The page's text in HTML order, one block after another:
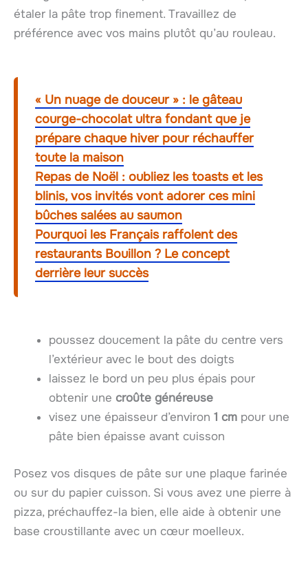
étaler la pâte trop finement. Travaillez de
préférence avec vos mains plutôt qu’au rouleau.
« Un nuage de douceur » : le gâteau
courge-chocolat ultra fondant que je
prépare chaque hiver pour réchauffer
toute la maison
Repas de Noël : oubliez les toasts et les
blinis, vos invités vont adorer ces mini
bûches salées au saumon
Pourquoi les Français raffolent des
restaurants Bouillon ? Le concept
derrière leur succès
poussez doucement la pâte du centre vers
l’extérieur avec le bout des doigts
laissez le bord un peu plus épais pour
obtenir une croûte généreuse
visez une épaisseur d’environ 1 cm pour une
pâte bien épaisse avant cuisson
Posez vos disques de pâte sur une plaque farinée
ou sur du papier cuisson. Si vous avez une pierre à
pizza, préchauffez-la bien, elle aide à obtenir une
base croustillante avec un cœur moelleux.